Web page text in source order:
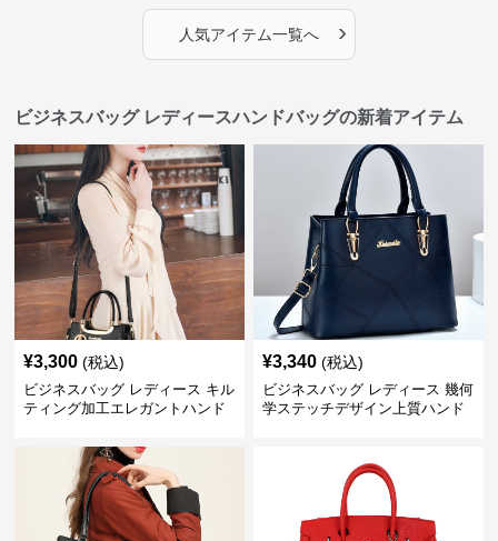
人気アイテム一覧へ ›
ビジネスバッグ レディースハンドバッグの新着アイテム
¥3,300 (税込)
ビジネスバッグ レディース キル
ティング加工エレガントハンド
¥3,340 (税込)
ビジネスバッグ レディース 幾何
学ステッチデザイン上質ハンド